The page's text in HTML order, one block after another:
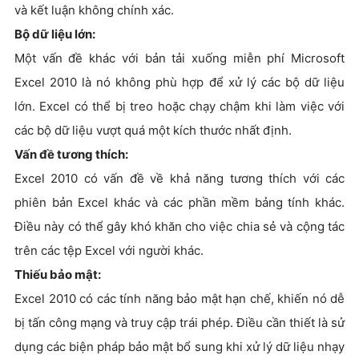
và kết luận không chính xác.
Bộ dữ liệu lớn:
Một vấn đề khác với bản tải xuống miễn phí Microsoft
Excel 2010 là nó không phù hợp để xử lý các bộ dữ liệu
lớn. Excel có thể bị treo hoặc chạy chậm khi làm việc với
các bộ dữ liệu vượt quá một kích thước nhất định.
Vấn đề tương thích:
Excel 2010 có vấn đề về khả năng tương thích với các
phiên bản Excel khác và các phần mềm bảng tính khác.
Điều này có thể gây khó khăn cho việc chia sẻ và cộng tác
trên các tệp Excel với người khác.
Thiếu bảo mật:
Excel 2010 có các tính năng bảo mật hạn chế, khiến nó dễ
bị tấn công mạng và truy cập trái phép. Điều cần thiết là sử
dụng các biện pháp bảo mật bổ sung khi xử lý dữ liệu nhạy